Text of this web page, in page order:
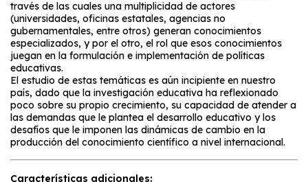
través de las cuales una multiplicidad de actores
(universidades, oficinas estatales, agencias no
gubernamentales, entre otros) generan conocimientos
especializados, y por el otro, el rol que esos conocimientos
juegan en la formulación e implementación de políticas
educativas.
El estudio de estas temáticas es aún incipiente en nuestro
país, dado que la investigación educativa ha reflexionado
poco sobre su propio crecimiento, su capacidad de atender a
las demandas que le plantea el desarrollo educativo y los
desafíos que le imponen las dinámicas de cambio en la
producción del conocimiento científico a nivel internacional.
Características adicionales: